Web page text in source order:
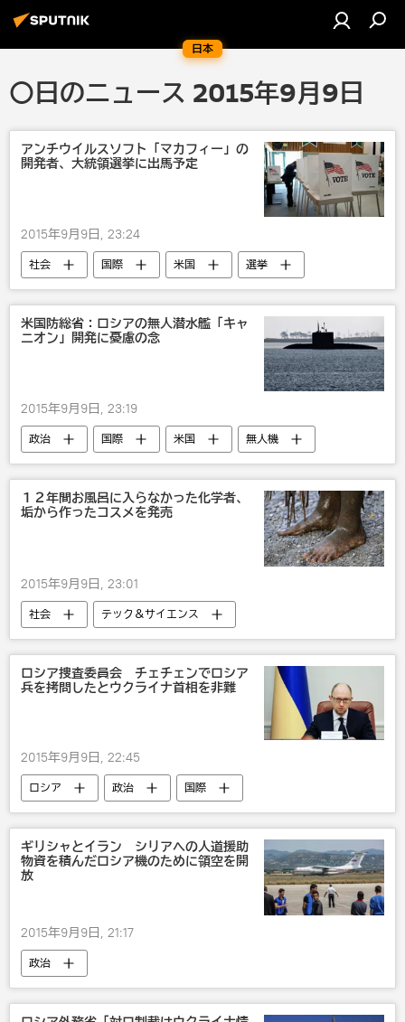
日本
〇日のニュース 2015年9月9日
アンチウイルスソフト「マカフィー」の
開発者、大統領選挙に出馬予定
2015年9月9日, 23:24
社会 国際 米国 選挙
米国防総省：ロシアの無人潜水艦「キャ
ニオン」開発に憂慮の念
2015年9月9日, 23:19
政治 国際 米国
無人機
露米関係
武器・兵器 ロシア
１２年間お風呂に入らなかった化学者、
垢から作ったコスメを発売
2015年9月9日, 23:01
社会 テック＆サイエンス
ロシア捜査委員会 チェチェンでロシア
兵を拷問したとウクライナ首相を非難
2015年9月9日, 22:45
ロシア 政治
国際
ウクライナ
ウクライナ危機
ギリシャとイラン シリアへの人道援助
物資を積んだロシア機のために領空を開
放
2015年9月9日, 21:17
政治